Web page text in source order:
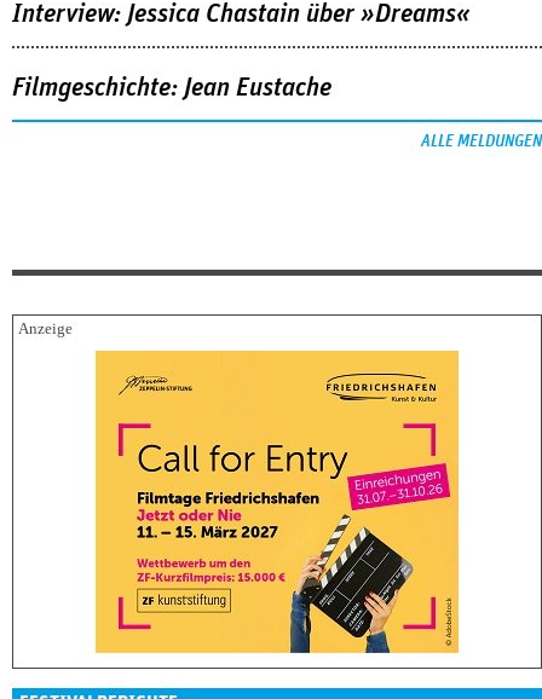
Interview: Jessica Chastain über »Dreams«
Filmgeschichte: Jean Eustache
ALLE MELDUNGEN